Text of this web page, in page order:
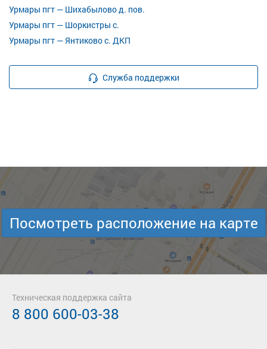
Урмары пгт — Шихабылово д. пов.
Урмары пгт — Шоркистры с.
Урмары пгт — Янтиково с. ДКП
Служба поддержки
Посмотреть расположение на карте
Техническая поддержка сайта
8 800 600-03-38